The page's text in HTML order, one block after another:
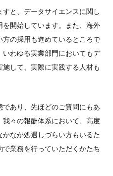
と、データサイエンスに関し
開始しています。また、海外
の採用も進めているところで
わゆる実業部門においてもデ
して、実際に実践する人材も
あり、先ほどのご質問にもあ
我々の報酬体系において、高度
なか処遇しづらい方もいるた
業務を行っていただくかたち